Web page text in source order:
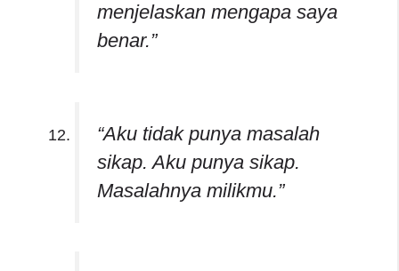
menjelaskan mengapa saya
benar.”
“Aku tidak punya masalah
sikap. Aku punya sikap.
Masalahnya milikmu.”